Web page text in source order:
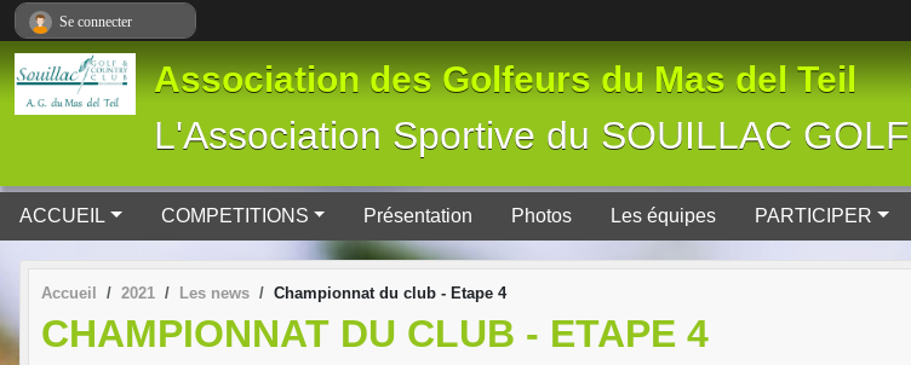
Association des Golfeurs du Mas del Teil
L'Association Sportive du SOUILLAC
ACCUEIL COMPETITIONS Présentation Photos Les équipes PARTICIPER
Accueil 2021 Les news Championnat du club - Etape 4
CHAMPIONNAT DU CLUB - ETAPE 4
Se connecter
Panneau de gestion des cookies